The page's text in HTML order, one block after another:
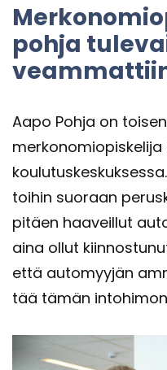
pohja
Aapo Pohja on
mer­ko­no­mio­pis­ke­li­ja
toi­hin suo­raan
pi­täen haa­veil­lut
aina ollut
että au­to­myy­jän
tää tämän